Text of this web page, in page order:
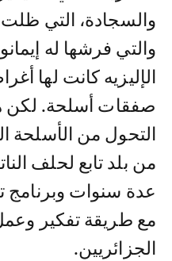
والسجادة، التي
والتي فرشها له
الإليزيه كانت لها
صفقات أسلحة. لكن
التحول من الأسلحة
من بلد تابع لحلف
عدة سنوات وبرنامج
مع طريقة تفكير
الجزائريين.